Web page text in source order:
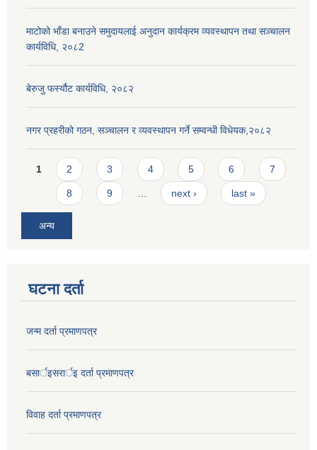
माटोको भाँडा बनाउने समुदायलाई अनुदान कार्यक्रम व्यवस्थापन तथा सञ्चालन
कार्यविधि, २०८2
बेरुजु फर्स्यौट कार्यविधि, २०८२
नगर प्रहरीको गठन, सञ्चालन र व्यवस्थापन गर्ने सम्वन्धी विधेयक,२०८२
Pages
1 2 3 4 5 6 7
8 9 next › last »
अन्य
घटना दर्ता
जन्म दर्ता प्रमाणपत्र
बसार्इसरार्इ दर्ता प्रमाणपत्र
विवाह दर्ता प्रमाणपत्र